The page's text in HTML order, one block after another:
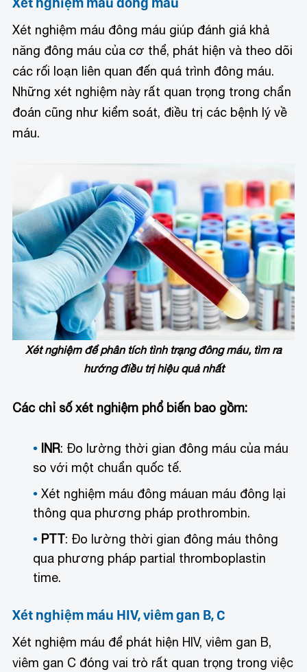
Xét nghiệm máu đông máu giúp đánh giá khả
năng đông máu của cơ thể, phát hiện và theo dõi
các rối loạn liên quan đến quá trình đông máu.
Những xét nghiệm này rất quan trọng trong chẩn
đoán cũng như kiểm soát, điều trị các bệnh lý về
máu.
Xét nghiệm để phân tích tình trạng đông máu, tìm ra
hướng điều trị hiệu quả nhất
Các chỉ số xét nghiệm phổ biến bao gồm:
INR: Đo lường thời gian đông máu của máu
so với một chuẩn quốc tế.
Xét nghiệm máu đông máuan máu đông lại
thông qua phương pháp prothrombin.
PTT: Đo lường thời gian đông máu thông
qua phương pháp partial thromboplastin
time.
Xét nghiệm máu HIV, viêm gan B, C
Xét nghiệm máu để phát hiện HIV, viêm gan B,
viêm gan C đóng vai trò rất quan trọng trong việc